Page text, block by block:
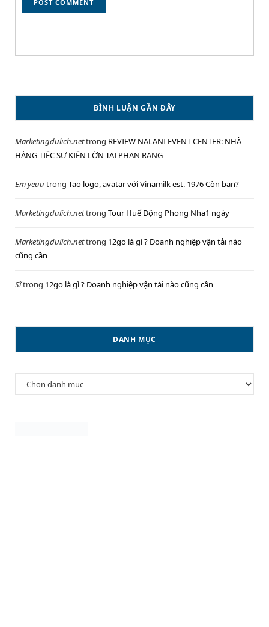
BÌNH LUẬN GẦN ĐÂY
Marketingdulich.nettrong REVIEW NALANI EVENT CENTER: NHÀ
HÀNG TIỆC SỰ KIỆN LỚN TẠI PHAN RANG
Em yeuu trong Tạo logo, avatar với Vinamilk est. 1976 Còn bạn?
Marketingdulich.nettrong Tour Huế Động Phong Nha1 ngày
Marketingdulich.nettrong 12go là gì ? Doanh nghiệp vận tải nào
cũng cần
Sĩtrong 12go là gì ? Doanh nghiệp vận tải nào cũng cần
DANH MỤC
Danh
mục